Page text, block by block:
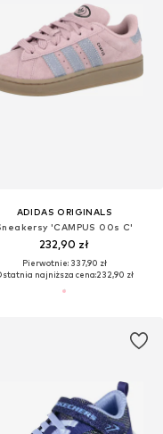
ADIDAS ORIGINALS
'CAMPUS 00s C'
232,90 zł
Pierwotnie: 337,90 zł
najniższa cena:232,90 zł